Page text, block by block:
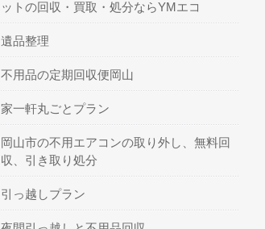
ットの回収・買取・処分ならYMエコ
遺品整理
不用品の定期回収便岡山
家一軒丸ごとプラン
岡山市の不用エアコンの取り外し、無料回
収、引き取り処分
引っ越しプラン